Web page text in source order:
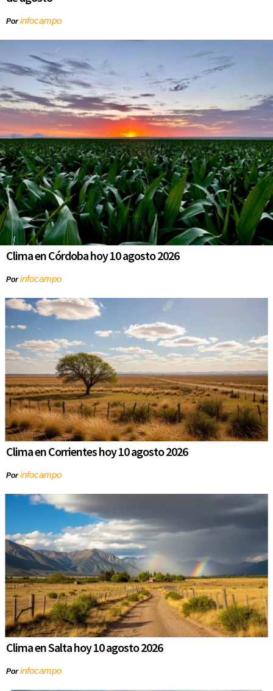
Porinfocampo
Clima en Córdoba hoy 10 agosto 2026
Porinfocampo
Clima en Corrientes hoy 10 agosto 2026
Porinfocampo
Clima en Salta hoy 10 agosto 2026
Porinfocampo